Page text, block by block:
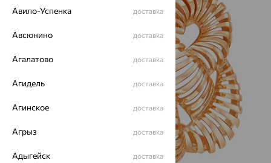
Авило-Успенка доставка
Авсюнино доставка
Агалатово доставка
Агидель доставка
Агинское доставка
Агрыз доставка
Адыгейск доставка